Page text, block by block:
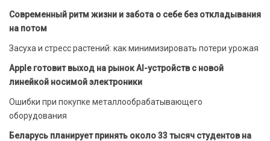
Современный ритм жизни и забота о себе без откладывания
на потом
Засуха и стресс растений: как минимизировать потери урожая
Apple готовит выход на рынок AI-устройств с новой
линейкой носимой электроники
Ошибки при покупке металлообрабатывающего
оборудования
Беларусь планирует принять около 33 тысяч студентов на